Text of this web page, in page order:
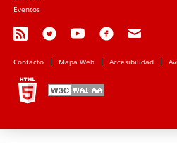
Eventos
Contacto Mapa Web Accesibilidad